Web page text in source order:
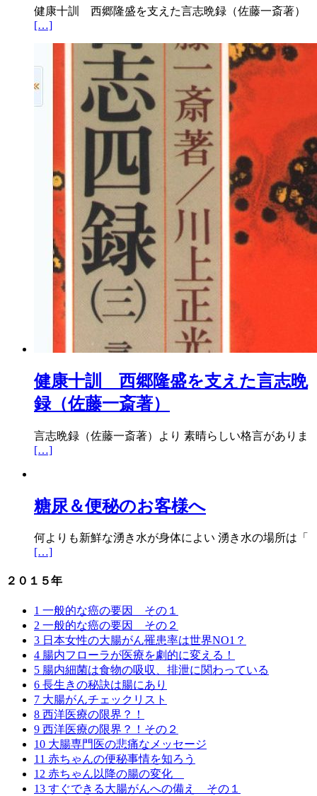
健康十訓 西郷隆盛を支えた言志晩録（佐藤一斎著）
[…]
健康十訓 西郷隆盛を支えた言志晩
録（佐藤一斎著）
言志晩録（佐藤一斎著）より 素晴らしい格言がありま
[…]
糖尿＆便秘のお客様へ
何よりも新鮮な湧き水が身体によい 湧き水の場所は「
[…]
２０１５年
1 一般的な癌の要因 その１
2 一般的な癌の要因 その２
3 日本女性の大腸がん罹患率は世界NO1？
4 腸内フローラが医療を劇的に変える！
5 腸内細菌は食物の吸収、排泄に関わっている
6 長生きの秘訣は腸にあり
7 大腸がんチェックリスト
8 西洋医療の限界？！
9 西洋医療の限界？！その２
10 大腸専門医の悲痛なメッセージ
11 赤ちゃんの便秘事情を知ろう
12 赤ちゃん以降の腸の変化
13 すぐできる大腸がんへの備え その１